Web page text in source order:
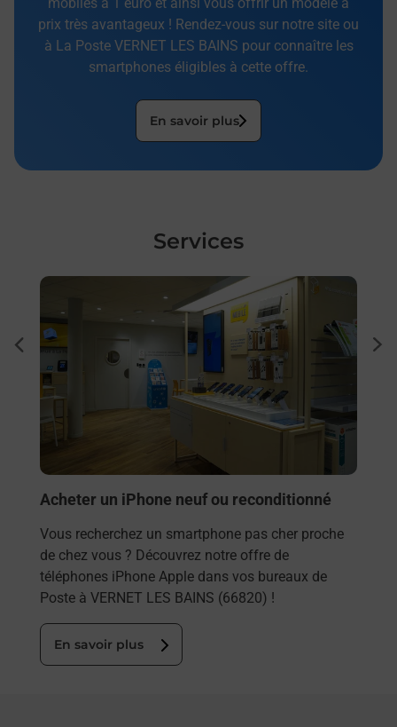
prix très avantageux ! Rendez-vous sur notre site ou
à La Poste VERNET LES BAINS pour connaître les
smartphones éligibles à cette offre.
En savoir plus
Services
En savoir plus
Acheter un iPhone neuf ou reconditionné
Vous recherchez un smartphone pas cher proche
de chez vous ? Découvrez notre offre de
téléphones iPhone Apple dans vos bureaux de
Poste à VERNET LES BAINS (66820) !
En savoir plus